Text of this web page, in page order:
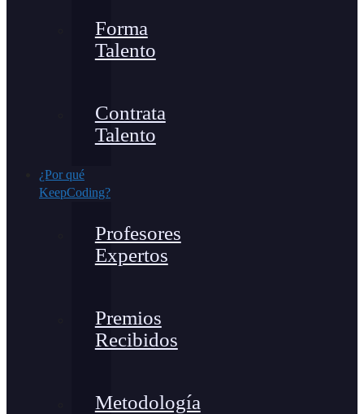
Forma
Talento
Contrata
Talento
¿Por qué
KeepCoding?
Profesores
Expertos
Premios
Recibidos
Metodología